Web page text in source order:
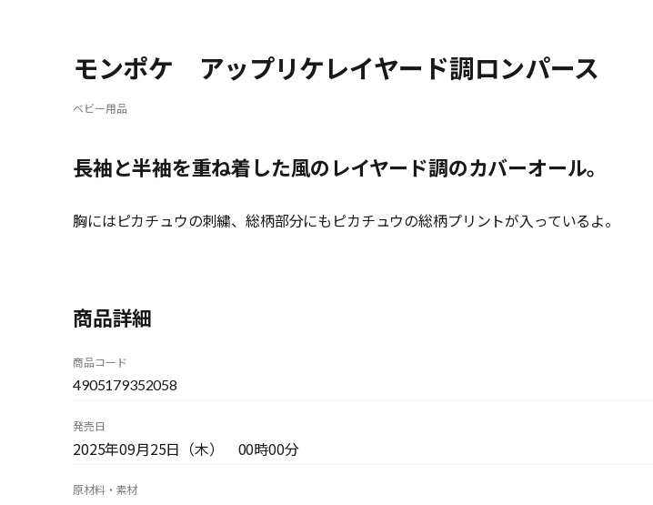
モンポケ アップリケレイヤード調ロンパース
ベビー用品
長袖と半袖を重ね着した風のレイヤード調のカバーオール。
胸にはピカチュウの刺繍、総柄部分にもピカチュウの総柄プリントが入っているよ。
商品詳細
商品コード
4905179352058
発売日
2025年09月25日（木） 00時00分
原材料・素材